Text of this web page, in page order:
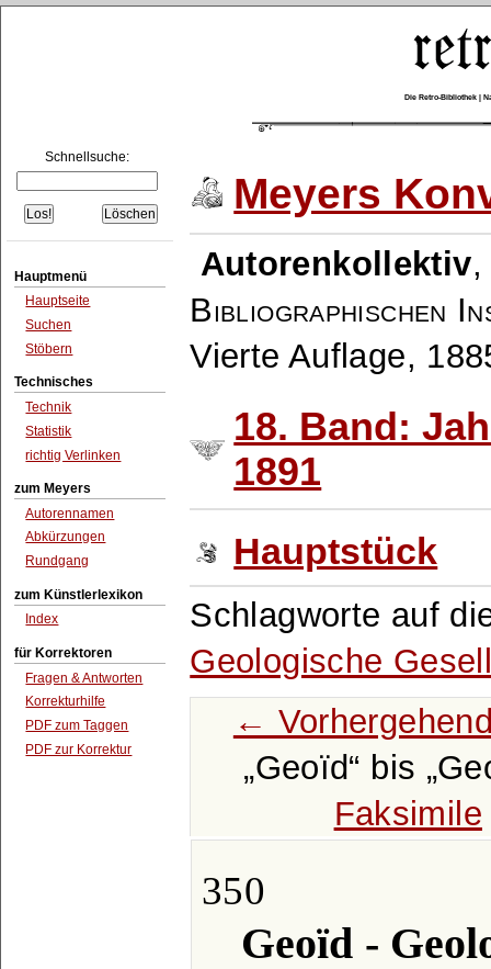
Die Retro-Bibliothek |
Schnellsuche:
Hauptmenü
Hauptseite
Suchen
Stöbern
Technisches
Technik
Statistik
richtig Verlinken
zum Meyers
Autorennamen
Abkürzungen
Rundgang
zum Künstlerlexikon
Index
für Korrektoren
Fragen & Antworten
Korrekturhilfe
PDF zum Taggen
PDF zur Korrektur
Meyers
Autorenkollektiv
Bibliographischen
Vierte Auflage,
18. Band:
1891
Hauptstück
Schlagworte auf
Geologische
←
Geoïd
bis
Faksimile
350
Geoïd -